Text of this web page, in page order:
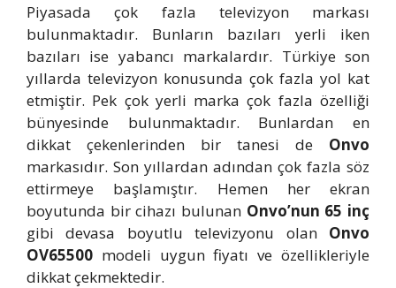
Piyasada çok fazla televizyon markası
bulunmaktadır. Bunların bazıları yerli iken
bazıları ise yabancı markalardır. Türkiye son
yıllarda televizyon konusunda çok fazla yol kat
etmiştir. Pek çok yerli marka çok fazla özelliği
bünyesinde bulunmaktadır. Bunlardan en
dikkat çekenlerinden bir tanesi de Onvo
markasıdır. Son yıllardan adından çok fazla söz
ettirmeye başlamıştır. Hemen her ekran
boyutunda bir cihazı bulunan Onvo’nun 65 inç
gibi devasa boyutlu televizyonu olan Onvo
OV65500 modeli uygun fiyatı ve özellikleriyle
dikkat çekmektedir.